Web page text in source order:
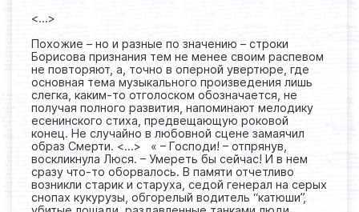
<...>
Похожие – но и разные по значению – строки
Борисова признания тем не менее своим распевом
не повторяют, а, точно в оперной увертюре, где
основная тема музыкального произведения лишь
слегка, каким-то отголоском обозначается, не
получая полного развития, напоминают мелодику
есенинского стиха, предвещающую роковой
конец. Не случайно в любовной сцене замаячил
образ Смерти. <...> « – Господи! – отпрянув,
воскликнула Люся. – Умереть бы сейчас! И в нем
сразу что-то оборвалось. В памяти отчетливо
возникли старик и старуха, седой генерал на серых
снопах кукурузы, обгорелый водитель “катюши”,